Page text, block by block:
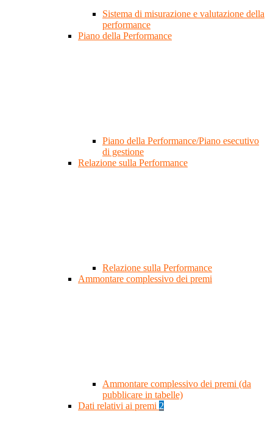
Sistema di misurazione e valutazione della
performance
Piano della Performance
Piano della Performance/Piano esecutivo
di gestione
Relazione sulla Performance
Relazione sulla Performance
Ammontare complessivo dei premi
Ammontare complessivo dei premi (da
pubblicare in tabelle)
Dati relativi ai premi 2